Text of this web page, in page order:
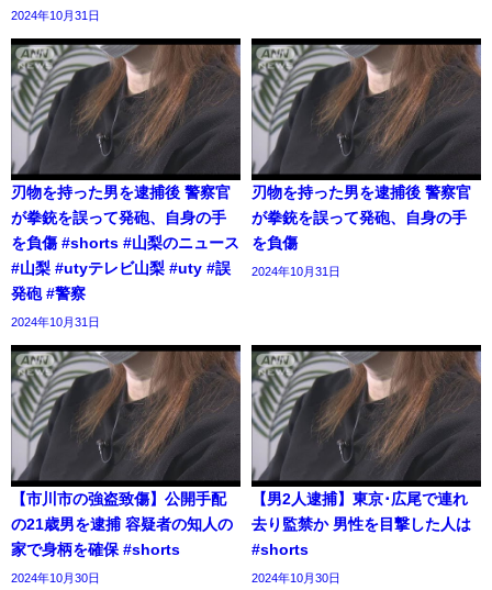
2024年10月31日
刃物を持った男を逮捕後 警察官
が拳銃を誤って発砲、自身の手
を負傷 #shorts #山梨のニュース
#山梨 #utyテレビ山梨 #uty #誤
発砲 #警察
2024年10月31日
刃物を持った男を逮捕後 警察官
が拳銃を誤って発砲、自身の手
を負傷
2024年10月31日
【市川市の強盗致傷】公開手配
の21歳男を逮捕 容疑者の知人の
家で身柄を確保 #shorts
2024年10月30日
【男2人逮捕】東京･広尾で連れ
去り監禁か 男性を目撃した人は
#shorts
2024年10月30日